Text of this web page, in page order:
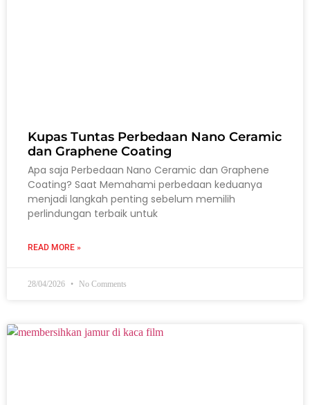
Kupas Tuntas Perbedaan Nano Ceramic
dan Graphene Coating
Apa saja Perbedaan Nano Ceramic dan Graphene
Coating? Saat Memahami perbedaan keduanya
menjadi langkah penting sebelum memilih
perlindungan terbaik untuk
READ MORE »
28/04/2026 No Comments